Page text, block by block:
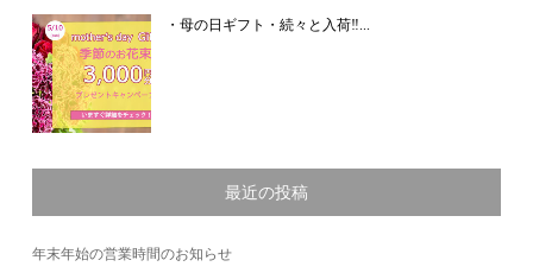
・母の日ギフト・続々と入荷‼...
最近の投稿
年末年始の営業時間のお知らせ